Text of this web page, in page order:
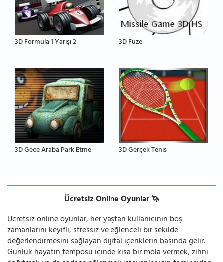
3D Formula 1 Yarışı 2 3D Füze
3D Gece Araba Park Etme 3D Gerçek Tenis
Ücretsiz Online Oyunlar 🦄
Ücretsiz online oyunlar, her yaştan kullanıcının boş
zamanlarını keyifli, stressiz ve eğlenceli bir şekilde
değerlendirmesini sağlayan dijital içeriklerin başında gelir.
Günlük hayatın temposu içinde kısa bir mola vermek, zihni